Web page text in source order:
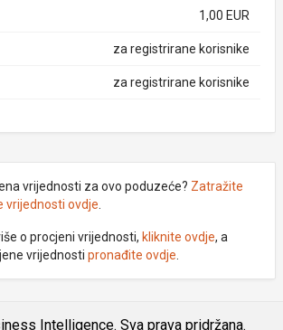
1,00 EUR
za registrirane korisnike
za registrirane korisnike
vrijednosti za ovo poduzeće? Zatražite
vrijednosti ovdje
o procjeni vrijednosti, kliknite ovdje, a
vrijednosti pronađite ovdje
Intelligence. Sva prava pridržana.